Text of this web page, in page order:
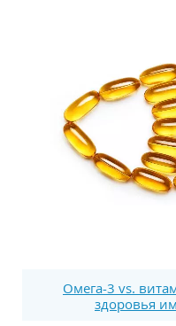
Омега-3 vs.
здоровья